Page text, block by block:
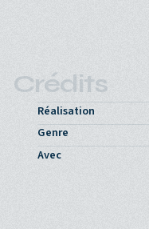
Crédits
Réalisation
Genre
Avec